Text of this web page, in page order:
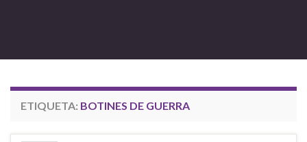
ETIQUETA: BOTINES DE GUERRA